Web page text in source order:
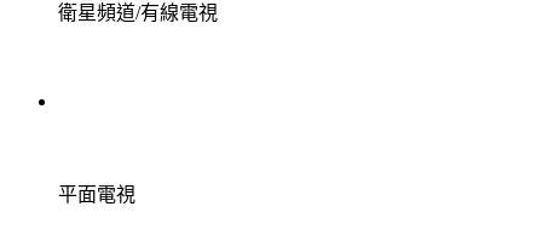
衛星頻道/有線電視
平面電視